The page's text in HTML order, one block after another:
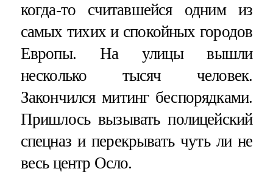
когда-то считавшейся одним из
самых тихих и спокойных городов
Европы. На улицы вышли
несколько тысяч человек.
Закончился митинг беспорядками.
Пришлось вызывать полицейский
спецназ и перекрывать чуть ли не
весь центр Осло.